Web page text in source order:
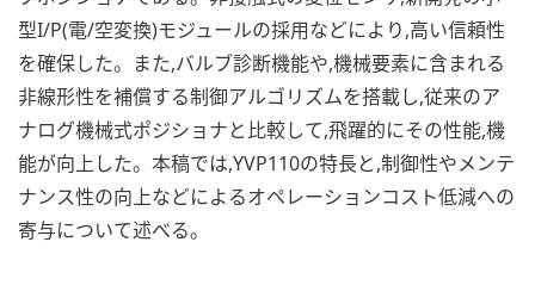
型I/P(電/空変換)モジュールの採用などにより,高い信頼性
を確保した。また,バルブ診断機能や,機械要素に含まれる
非線形性を補償する制御アルゴリズムを搭載し,従来のア
ナログ機械式ポジショナと比較して,飛躍的にその性能,機
能が向上した。本稿では,YVP110の特長と,制御性やメンテ
ナンス性の向上などによるオペレーションコスト低減への
寄与について述べる。